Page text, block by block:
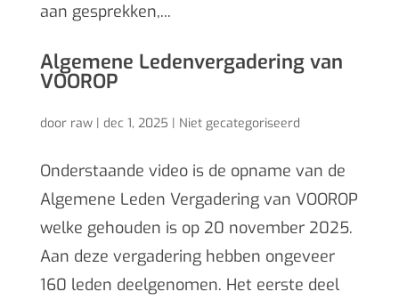
aan gesprekken,...
Algemene Ledenvergadering van
VOOROP
door raw| dec 1, 2025 | Niet gecategoriseerd
Onderstaande video is de opname van de
Algemene Leden Vergadering van VOOROP
welke gehouden is op 20 november 2025.
Aan deze vergadering hebben ongeveer
160 leden deelgenomen. Het eerste deel